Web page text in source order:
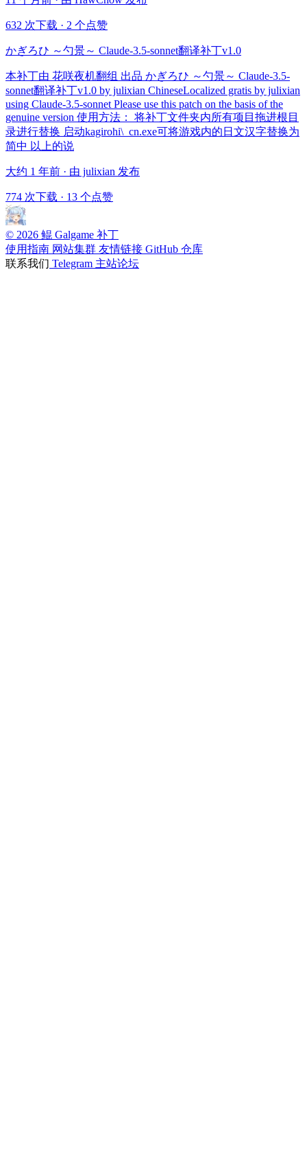
632 次下载 · 2 个点赞
かぎろひ ～勺景～ Claude-3.5-sonnet翻译补丁v1.0
本补丁由 花咲夜机翻组 出品 かぎろひ ～勺景～ Claude-3.5-
sonnet翻译补丁v1.0 by julixian ChineseLocalized gratis by julixian
using Claude-3.5-sonnet Please use this patch on the basis of the
genuine version 使用方法： 将补丁文件夹内所有项目拖进根目
录进行替换 启动kagirohi\_cn.exe可将游戏内的日文汉字替换为
简中 以上的说
大约 1 年前 · 由 julixian 发布
774 次下载 · 13 个点赞
© 2026 鲲 Galgame 补丁
使用指南 网站集群 友情链接 GitHub 仓库
联系我们 Telegram 主站论坛